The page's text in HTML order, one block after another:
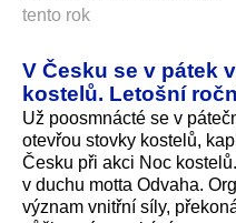
tento rok
V Česku se v pátek
kostelů. Letošní
Už poosmnácté se v
otevřou stovky kostelů,
Česku při akci Noc
v duchu motta Odvaha.
význam vnitřní síly,